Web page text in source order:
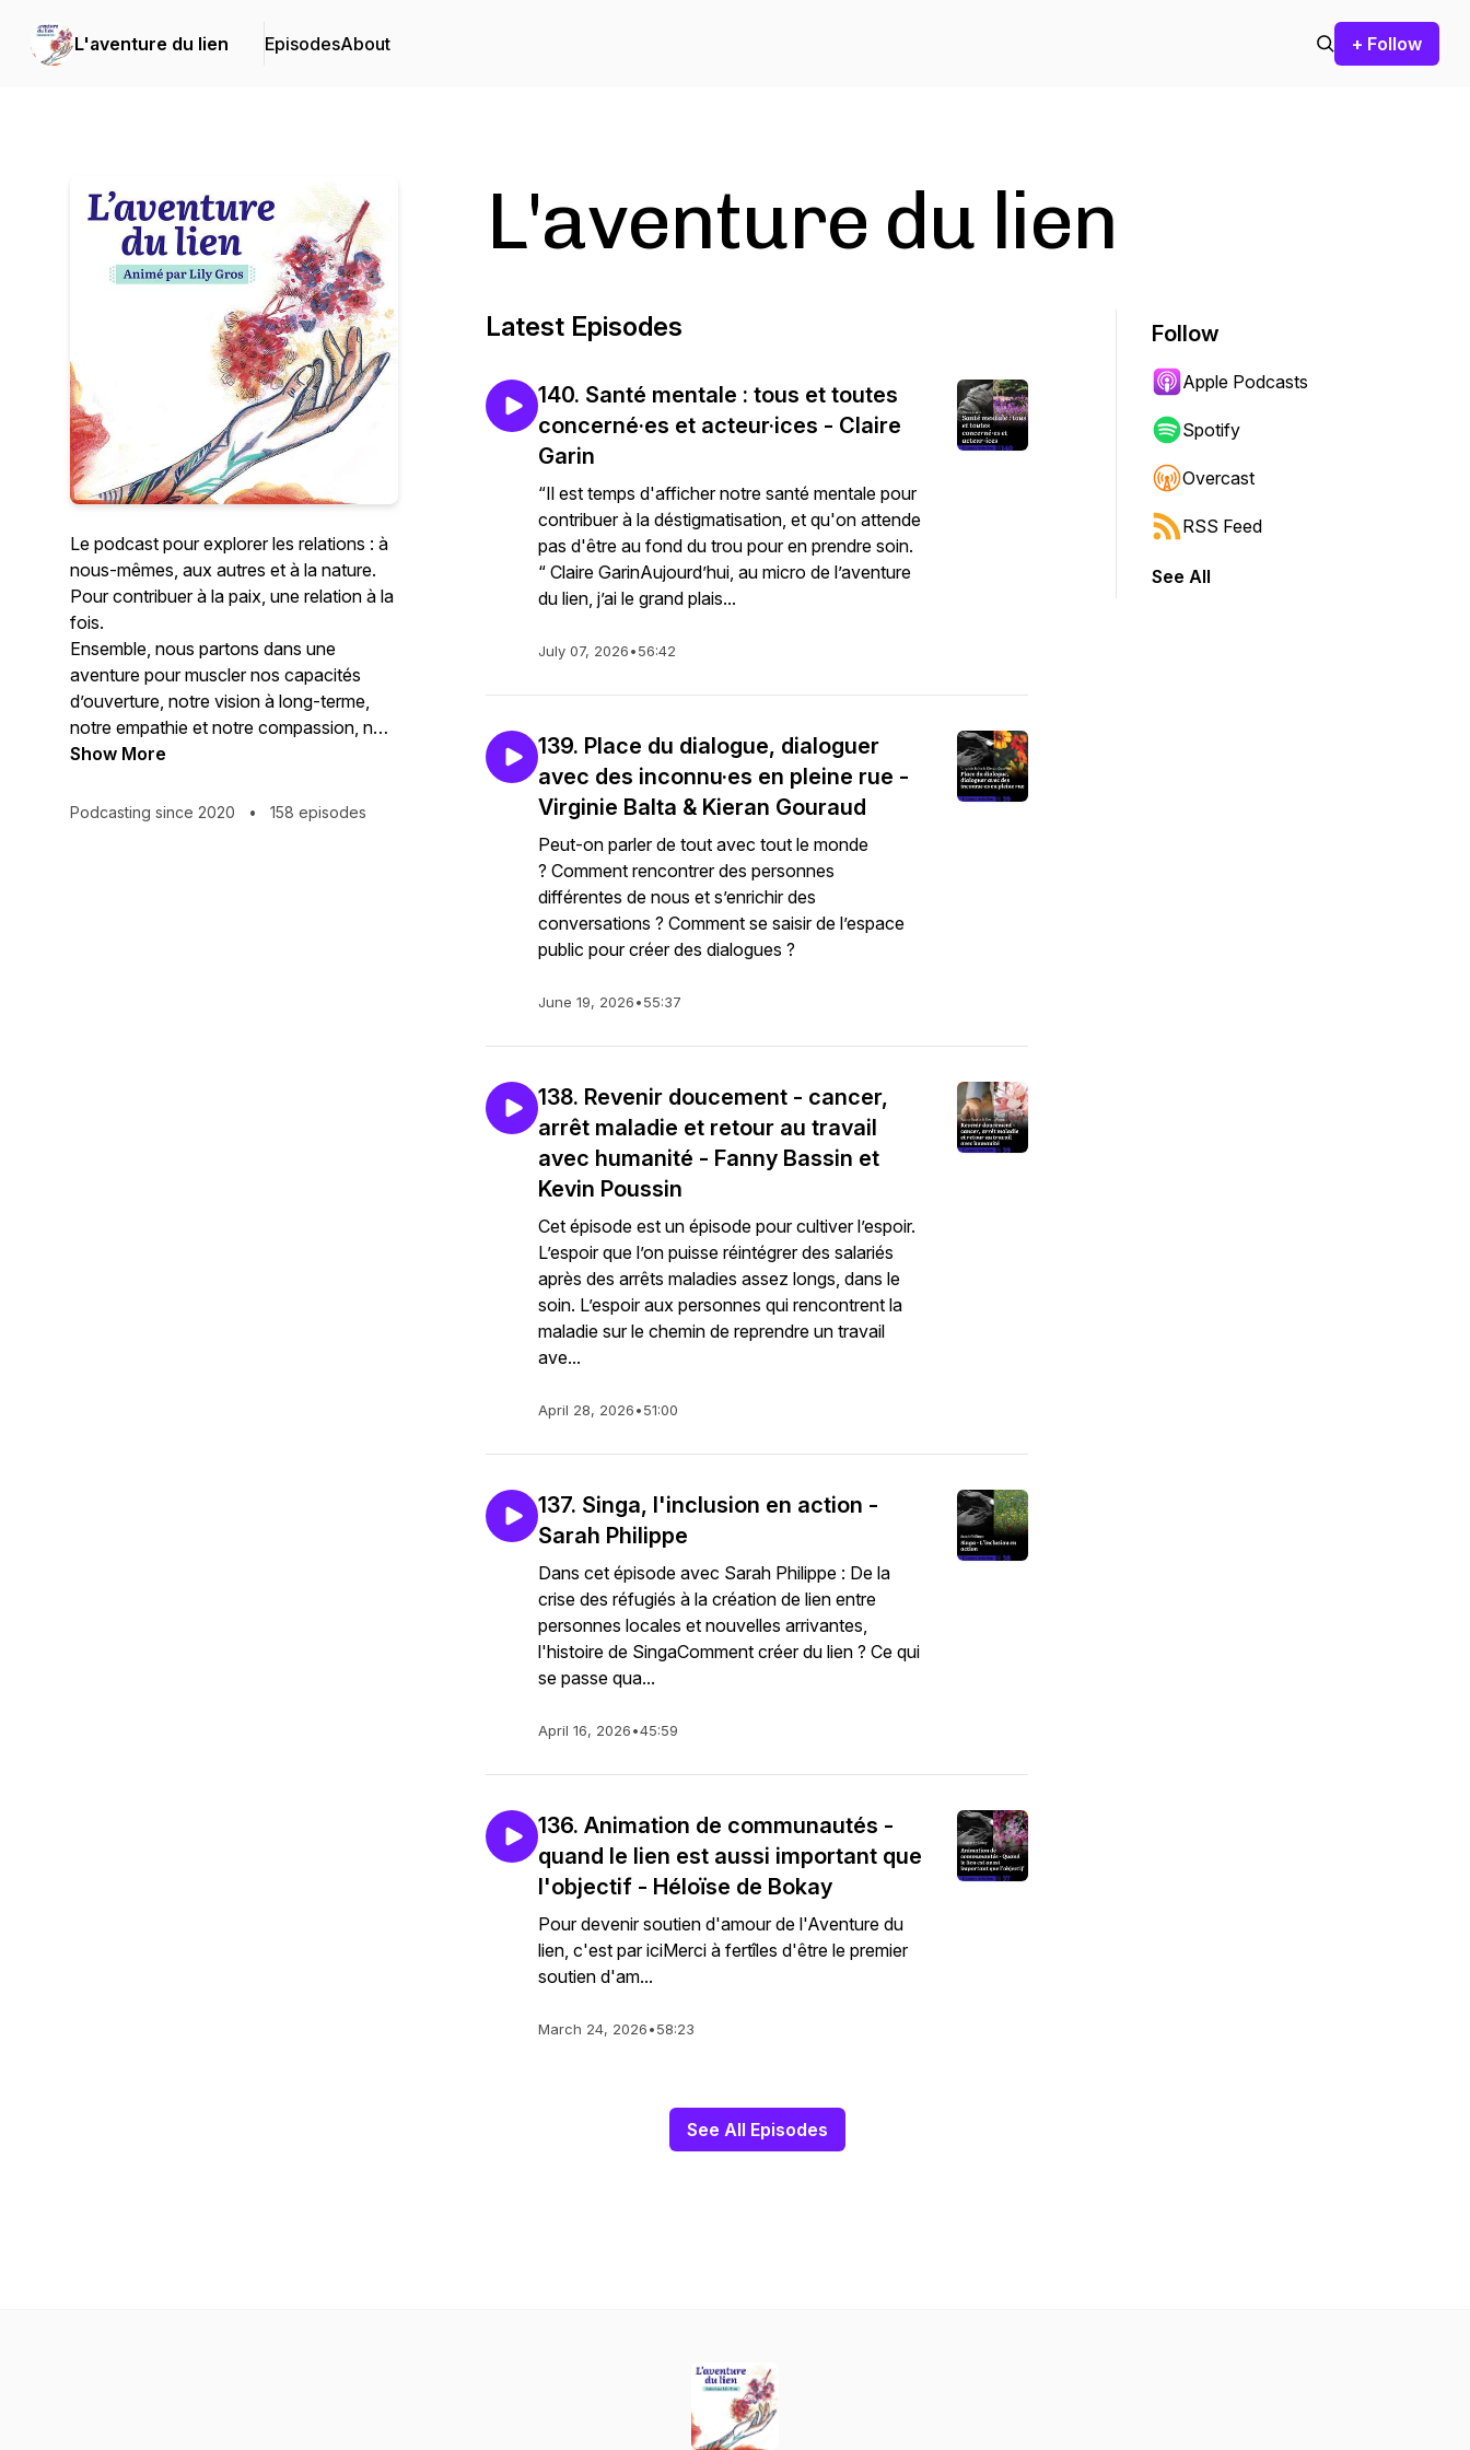
L'aventure du lien EpisodesAbout + Follow
Le podcast pour explorer les relations : à
nous-mêmes, aux autres et à la nature.
Pour contribuer à la paix, une relation à la
fois.
Ensemble, nous partons dans une
aventure pour muscler nos capacités
d’ouverture, notre vision à long-terme,
notre empathie et notre compassion, nos
compétences de communication et notre
nécessaires pour apporter des réponses
Show More
Podcasting since 2020 • 158 episodes
L'aventure du lien
Latest Episodes
140. Santé mentale : tous et toutes
concerné·es et acteur·ices - Claire
Garin
“Il est temps d'afficher notre santé mentale pour
contribuer à la déstigmatisation, et qu'on attende
pas d'être au fond du trou pour en prendre soin.
“ Claire GarinAujourd’hui, au micro de l’aventure
du lien, j’ai le grand plais...
July 07, 2026•56:42
139. Place du dialogue, dialoguer
avec des inconnu·es en pleine rue -
Virginie Balta & Kieran Gouraud
Peut-on parler de tout avec tout le monde
? Comment rencontrer des personnes
différentes de nous et s’enrichir des
conversations ? Comment se saisir de l’espace
public pour créer des dialogues ?
June 19, 2026•55:37
138. Revenir doucement - cancer,
arrêt maladie et retour au travail
avec humanité - Fanny Bassin et
Kevin Poussin
Cet épisode est un épisode pour cultiver l’espoir.
L’espoir que l’on puisse réintégrer des salariés
après des arrêts maladies assez longs, dans le
soin. L’espoir aux personnes qui rencontrent la
maladie sur le chemin de reprendre un travail
ave...
April 28, 2026•51:00
137. Singa, l'inclusion en action -
Sarah Philippe
Dans cet épisode avec Sarah Philippe : De la
crise des réfugiés à la création de lien entre
personnes locales et nouvelles arrivantes,
l'histoire de SingaComment créer du lien ? Ce qui
se passe qua...
April 16, 2026•45:59
136. Animation de communautés -
quand le lien est aussi important que
l'objectif - Héloïse de Bokay
Pour devenir soutien d'amour de l'Aventure du
lien, c'est par iciMerci à fertîles d'être le premier
soutien d'am...
March 24, 2026•58:23
See All Episodes
Follow
Apple Podcasts
Spotify
Overcast
RSS Feed
See All